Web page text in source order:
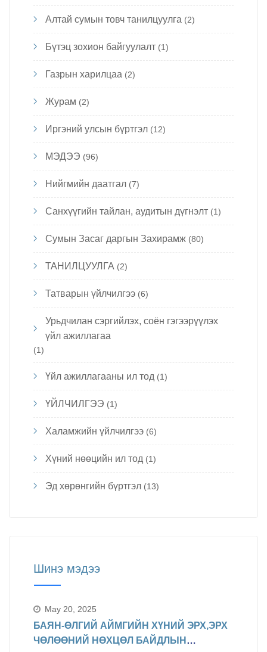
Алтай сумын товч танилцуулга (2)
Бүтэц зохион байгуулалт (1)
Газрын харилцаа (2)
Журам (2)
Иргэний улсын бүртгэл (12)
МЭДЭЭ (96)
Нийгмийн даатгал (7)
Санхүүгийн тайлан, аудитын дүгнэлт (1)
Сумын Засаг даргын Захирамж (80)
ТАНИЛЦУУЛГА (2)
Татварын үйлчилгээ (6)
Урьдчилан сэргийлэх, соён гэгээрүүлэх
үйл ажиллагаа
(1)
Үйл ажиллагааны ил тод (1)
ҮЙЛЧИЛГЭЭ (1)
Халамжийн үйлчилгээ (6)
Хүний нөөцийн ил тод (1)
Эд хөрөнгийн бүртгэл (13)
Шинэ мэдээ
May 20, 2025
БАЯН-ӨЛГИЙ АЙМГИЙН ХҮНИЙ ЭРХ,ЭРХ
ЧӨЛӨӨНИЙ НӨХЦӨЛ БАЙДЛЫН